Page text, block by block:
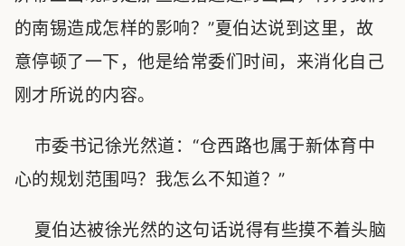
的南锡造成怎样的影响？”夏伯达说到这里，故
意停顿了一下，他是给常委们时间，来消化自己
刚才所说的内容。
市委书记徐光然道：“仓西路也属于新体育中
心的规划范围吗？我怎么不知道？”
夏伯达被徐光然的这句话说得有些摸不着头脑